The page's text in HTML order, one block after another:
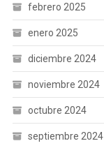
febrero 2025
enero 2025
diciembre 2024
noviembre 2024
octubre 2024
septiembre 2024